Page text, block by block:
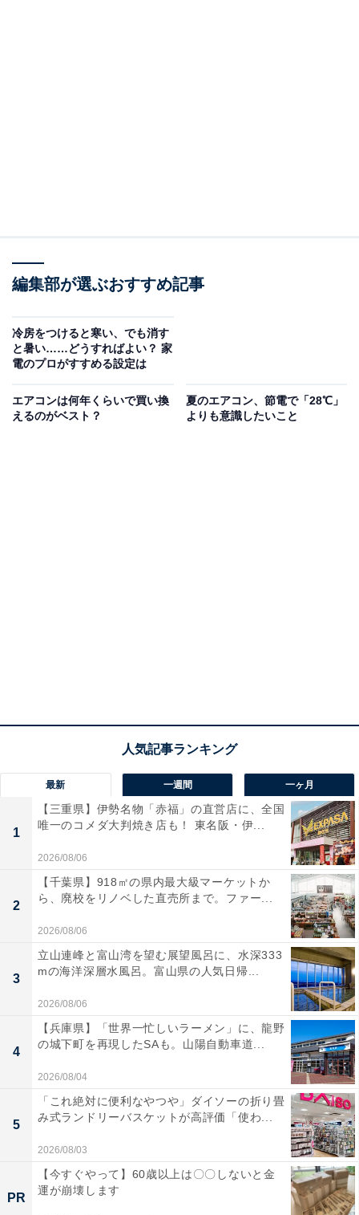
編集部が選ぶおすすめ記事
冷房をつけると寒い、でも消す
と暑い……どうすればよい？ 家
電のプロがすすめる設定は
エアコンは何年くらいで買い換
えるのがベスト？
夏のエアコン、節電で「28℃」
よりも意識したいこと
最新 一週間 一ヶ月
1
【三重県】伊勢名物「赤福」の直営店に、全国
唯一のコメダ大判焼き店も！ 東名阪・伊...
2026/08/06
2
【千葉県】918㎡の県内最大級マーケットか
ら、廃校をリノベした直売所まで。ファー...
2026/08/06
3
立山連峰と富山湾を望む展望風呂に、水深333
mの海洋深層水風呂。富山県の人気日帰...
2026/08/06
4
【兵庫県】「世界一忙しいラーメン」に、龍野
の城下町を再現したSAも。山陽自動車道...
2026/08/04
5
「これ絶対に便利なやつや」ダイソーの折り畳
み式ランドリーバスケットが高評価「使わ...
2026/08/03
PR
【今すぐやって】60歳以上は〇〇しないと金
運が崩壊します